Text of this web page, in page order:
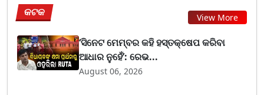
କଟକ View More
‘ସିନେଟ ମେମ୍ବର କହି ହସ୍ତକ୍ଷେପ କରିବା
ଆଧାର ନୁହେଁ’: ରେଭ...
August 06, 2026